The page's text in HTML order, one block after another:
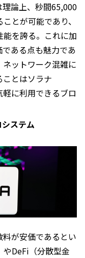
論上、秒間65,000
とが可能であり、
を誇る。これに加
ある点も魅力であ
ットワーク混雑に
とはソラナ
軽に利用できるブロ
ステム
が安価であるとい
やDeFi（分散型金